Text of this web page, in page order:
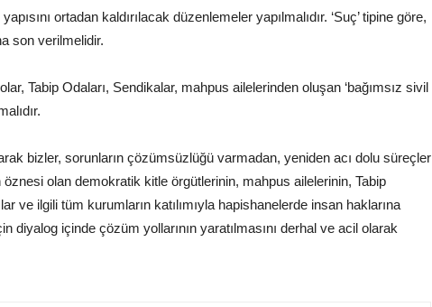
ortadan kaldırılacak düzenlemeler yapılmalıdır. ‘Suç’ tipine göre,
son verilmelidir.
Tabip Odaları, Sendikalar, mahpus ailelerinden oluşan ‘bağımsız sivil
bizler, sorunların çözümsüzlüğü varmadan, yeniden acı dolu süreçler
olan demokratik kitle örgütlerinin, mahpus ailelerinin, Tabip
ve ilgili tüm kurumların katılımıyla hapishanelerde insan haklarına
diyalog içinde çözüm yollarının yaratılmasını derhal ve acil olarak